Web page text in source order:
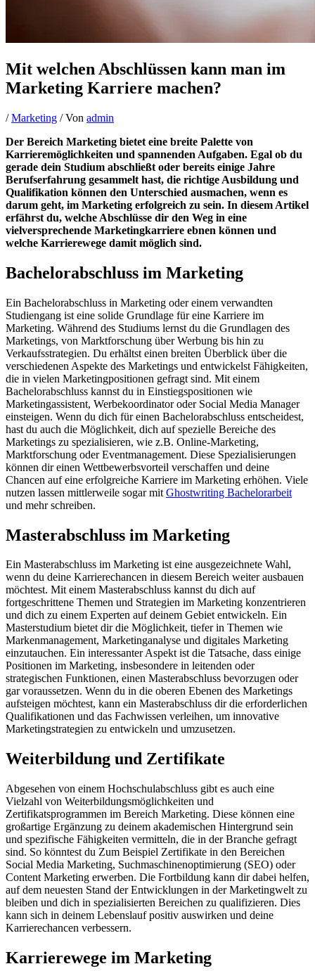
Mit welchen Abschlüssen kann man im
Marketing Karriere machen?
/Marketing / Von admin
Der Bereich Marketing bietet eine breite Palette von
Karrieremöglichkeiten und spannenden Aufgaben. Egal ob du
gerade dein Studium abschließt oder bereits einige Jahre
Berufserfahrung gesammelt hast, die richtige Ausbildung und
Qualifikation können den Unterschied ausmachen, wenn es
darum geht, im Marketing erfolgreich zu sein. In diesem Artikel
erfährst du, welche Abschlüsse dir den Weg in eine
vielversprechende Marketingkarriere ebnen können und
welche Karrierewege damit möglich sind.
Bachelorabschluss im Marketing
Ein Bachelorabschluss in Marketing oder einem verwandten
Studiengang ist eine solide Grundlage für eine Karriere im
Marketing. Während des Studiums lernst du die Grundlagen des
Marketings, von Marktforschung über Werbung bis hin zu
Verkaufsstrategien. Du erhältst einen breiten Überblick über die
verschiedenen Aspekte des Marketings und entwickelst Fähigkeiten,
die in vielen Marketingpositionen gefragt sind. Mit einem
Bachelorabschluss kannst du in Einstiegspositionen wie
Marketingassistent, Werbekoordinator oder Social Media Manager
einsteigen. Wenn du dich für einen Bachelorabschluss entscheidest,
hast du auch die Möglichkeit, dich auf spezielle Bereiche des
Marketings zu spezialisieren, wie z.B. Online-Marketing,
Marktforschung oder Eventmanagement. Diese Spezialisierungen
können dir einen Wettbewerbsvorteil verschaffen und deine
Chancen auf eine erfolgreiche Karriere im Marketing erhöhen. Viele
nutzen lassen mittlerweile sogar mit Ghostwriting Bachelorarbeit
und mehr schreiben.
Masterabschluss im Marketing
Ein Masterabschluss im Marketing ist eine ausgezeichnete Wahl,
wenn du deine Karrierechancen in diesem Bereich weiter ausbauen
möchtest. Mit einem Masterabschluss kannst du dich auf
fortgeschrittene Themen und Strategien im Marketing konzentrieren
und dich zu einem Experten auf deinem Gebiet entwickeln. Ein
Masterstudium bietet dir die Möglichkeit, tiefer in Themen wie
Markenmanagement, Marketinganalyse und digitales Marketing
einzutauchen. Ein interessanter Aspekt ist die Tatsache, dass einige
Positionen im Marketing, insbesondere in leitenden oder
strategischen Funktionen, einen Masterabschluss bevorzugen oder
gar voraussetzen. Wenn du in die oberen Ebenen des Marketings
aufsteigen möchtest, kann ein Masterabschluss dir die erforderlichen
Qualifikationen und das Fachwissen verleihen, um innovative
Marketingstrategien zu entwickeln und umzusetzen.
Weiterbildung und Zertifikate
Abgesehen von einem Hochschulabschluss gibt es auch eine
Vielzahl von Weiterbildungsmöglichkeiten und
Zertifikatsprogrammen im Bereich Marketing. Diese können eine
großartige Ergänzung zu deinem akademischen Hintergrund sein
und spezifische Fähigkeiten vermitteln, die in der Branche gefragt
sind. So könntest du Zum Beispiel Zertifikate in den Bereichen
Social Media Marketing, Suchmaschinenoptimierung (SEO) oder
Content Marketing erwerben. Die Fortbildung kann dir dabei helfen,
auf dem neuesten Stand der Entwicklungen in der Marketingwelt zu
bleiben und dich in spezialisierten Bereichen zu qualifizieren. Dies
kann sich in deinem Lebenslauf positiv auswirken und deine
Karrierechancen verbessern.
Karrierewege im Marketing